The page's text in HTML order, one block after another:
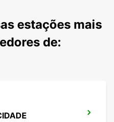
estações mais
de: